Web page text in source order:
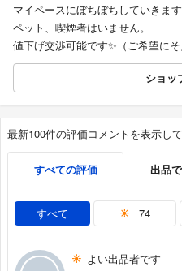
マイペースにぼちぼちしていきま
ペット、喫煙者はいません。
値下げ交渉可能です✨（ご希望に
ショッ
最新100件の評価コメントを表示し
すべての評価 出品
すべて 74
よい出品者です